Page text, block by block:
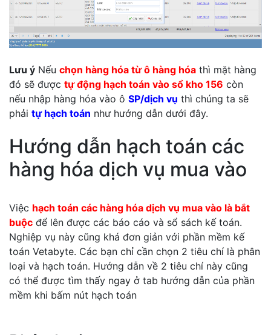
Lưu ý Nếu chọn hàng hóa từ ô hàng hóa thì mặt hàng
đó sẽ được tự động hạch toán vào sổ kho 156 còn
nếu nhập hàng hóa vào ô SP/dịch vụ thì chúng ta sẽ
phải tự hạch toán như hướng dẫn dưới đây.
Hướng dẫn hạch toán các
hàng hóa dịch vụ mua vào
Việc hạch toán các hàng hóa dịch vụ mua vào là bắt
buộc để lên được các báo cáo và sổ sách kế toán.
Nghiệp vụ này cũng khá đơn giản với phần mềm kế
toán Vetabyte. Các bạn chỉ cần chọn 2 tiêu chí là phân
loại và hạch toán. Hướng dẫn về 2 tiêu chí này cũng
có thể được tìm thấy ngay ở tab hướng dẫn của phần
mềm khi bấm nút hạch toán